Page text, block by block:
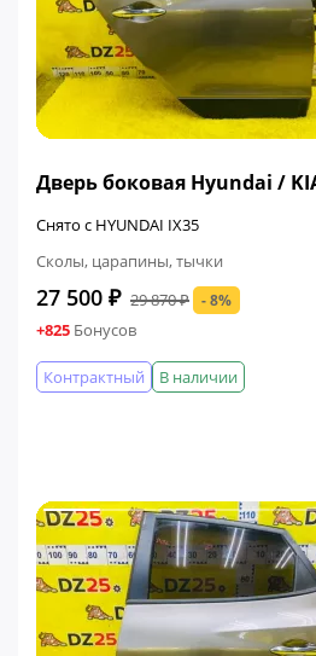
Дверь боковая Hyundai /
Снято с HYUNDAI IX35
Сколы, царапины, тычки
27 500 ₽ 29 870 ₽ - 8%
+825 Бонусов
В наличии
Контрактный